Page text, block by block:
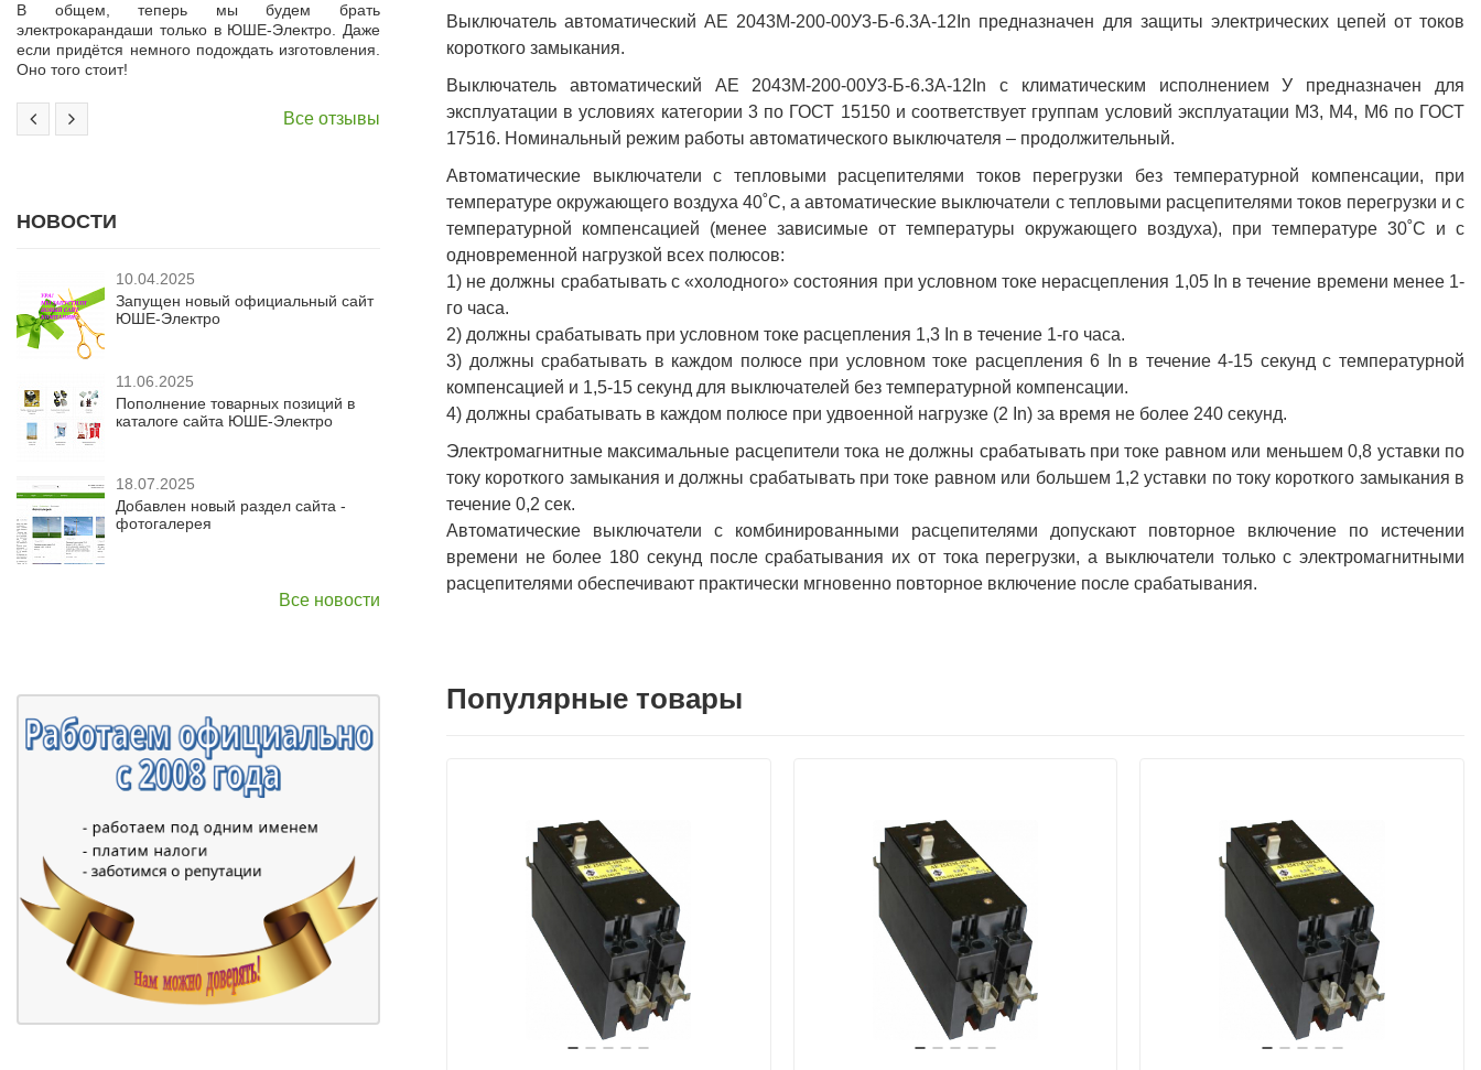
В общем, теперь мы будем брать
электрокарандаши только в ЮШЕ-Электро. Даже
если придётся немного подождать изготовления.
Оно того стоит!
Все отзывы
НОВОСТИ
10.04.2025
Запущен новый официальный сайт
ЮШЕ-Электро
11.06.2025
Пополнение товарных позиций в
каталоге сайта ЮШЕ-Электро
18.07.2025
Добавлен новый раздел сайта -
фотогалерея
Все новости
Выключатель автоматический АЕ 2043М-200-00У3-Б-6.3А-12In предназначен для защиты электрических цепей от токов
короткого замыкания.
Выключатель автоматический АЕ 2043М-200-00У3-Б-6.3А-12In с климатическим исполнением У предназначен для
эксплуатации в условиях категории 3 по ГОСТ 15150 и соответствует группам условий эксплуатации М3, М4, М6 по ГОСТ
17516. Номинальный режим работы автоматического выключателя – продолжительный.
Автоматические выключатели с тепловыми расцепителями токов перегрузки без температурной компенсации, при
температуре окружающего воздуха 40˚С, а автоматические выключатели с тепловыми расцепителями токов перегрузки и с
температурной компенсацией (менее зависимые от температуры окружающего воздуха), при температуре 30˚С и с
одновременной нагрузкой всех полюсов:
1) не должны срабатывать с «холодного» состояния при условном токе нерасцепления 1,05 In в течение времени менее 1-
го часа.
2) должны срабатывать при условном токе расцепления 1,3 In в течение 1-го часа.
3) должны срабатывать в каждом полюсе при условном токе расцепления 6 In в течение 4-15 секунд с температурной
компенсацией и 1,5-15 секунд для выключателей без температурной компенсации.
4) должны срабатывать в каждом полюсе при удвоенной нагрузке (2 In) за время не более 240 секунд.
Электромагнитные максимальные расцепители тока не должны срабатывать при токе равном или меньшем 0,8 уставки по
току короткого замыкания и должны срабатывать при токе равном или большем 1,2 уставки по току короткого замыкания в
течение 0,2 сек.
Автоматические выключатели с комбинированными расцепителями допускают повторное включение по истечении
времени не более 180 секунд после срабатывания их от тока перегрузки, а выключатели только с электромагнитными
расцепителями обеспечивают практически мгновенно повторное включение после срабатывания.
Популярные товары